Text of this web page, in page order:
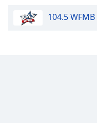
104.5 WFMB